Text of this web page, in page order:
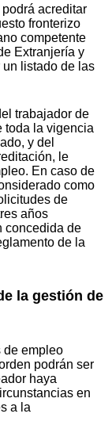
acreditar
fronterizo
competente
Extranjería y
un listado de las
trabajador de
toda la vigencia
y del
le
En caso de
como
de
años
concedida de
de la
la gestión de
de empleo
podrán ser
haya
en
a la